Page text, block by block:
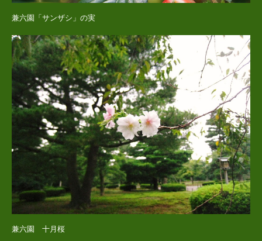
兼六園「サンザシ」の実
兼六園 十月桜